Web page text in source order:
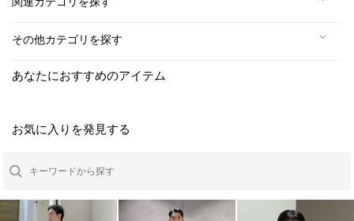
その他カテゴリを探す
あなたにおすすめのアイテム
お気に入りを発見する